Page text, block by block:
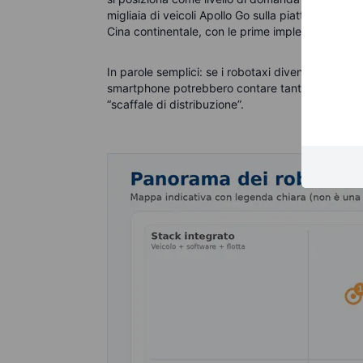
migliaia di veicoli Apollo Go sulla piattaforma
Cina continentale, con le prime
In parole semplici: se i robotaxi diventeranno
smartphone potrebbero contare tanto quanto i
“scaffale di distribuzione”.